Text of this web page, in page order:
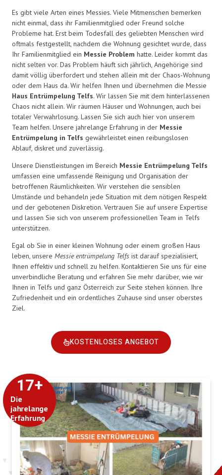
Die
jahrelange
Erfahrung
17+
Es gibt viele Arten eines Messies. Viele Mitmenschen bemerken
nicht einmal, dass ihr Familienmitglied oder Freund solche
Probleme hat. Erst beim Todesfall des geliebten Menschen wird
oftmals festgestellt, nachdem die Wohnung gesichtet wurde, dass
Ihr Familienmitglied ein Messie Problem hatte. Leider kommt das
nicht selten vor. Das Problem häuft sich jährlich, Angehörige sind
damit völlig überfordert und stehen allein mit der Chaos-Wohnung
oder dem Haus da. Wir helfen Ihnen und übernehmen die Messie
Haus Entrümpelung Telfs. Wir lassen Sie mit dem hinterlassenen
Chaos nicht allein. Wir räumen Häuser und Wohnungen, auch bei
totaler Verwahrlosung. Lassen Sie sich auch hier von unserem
Team helfen. Unsere jahrelange Erfahrung in der Messie
Entrümpelung in Telfs gewährleistet einen reibungslosen
Ablauf, diskret und zuverlässig.
Unsere Dienstleistungen im Bereich Messie Entrümpelung Telfs
umfassen eine umfassende Reinigung und Organisation der
betroffenen Räumlichkeiten. Wir verstehen die sensiblen
Umstände und behandeln jede Situation mit dem nötigen Respekt
und der gebotenen Diskretion. Vertrauen Sie auf unsere Expertise
und lassen Sie sich von unserem professionellen Team in Telfs
unterstützen.
Egal ob Sie in einer kleinen Wohnung oder einem großen Haus
leben, unsere Messie entrümpelung Telfs ist darauf spezialisiert,
Ihnen effektiv und schnell zu helfen. Kontaktieren Sie uns für eine
unverbindliche Beratung und erfahren Sie mehr darüber, wie wir
Ihnen in Telfs und ganz Österreich zur Seite stehen können. Ihre
Zufriedenheit und ein ordentliches Zuhause sind unser oberstes
Ziel.
KOSTENLOSES ANGEBOT